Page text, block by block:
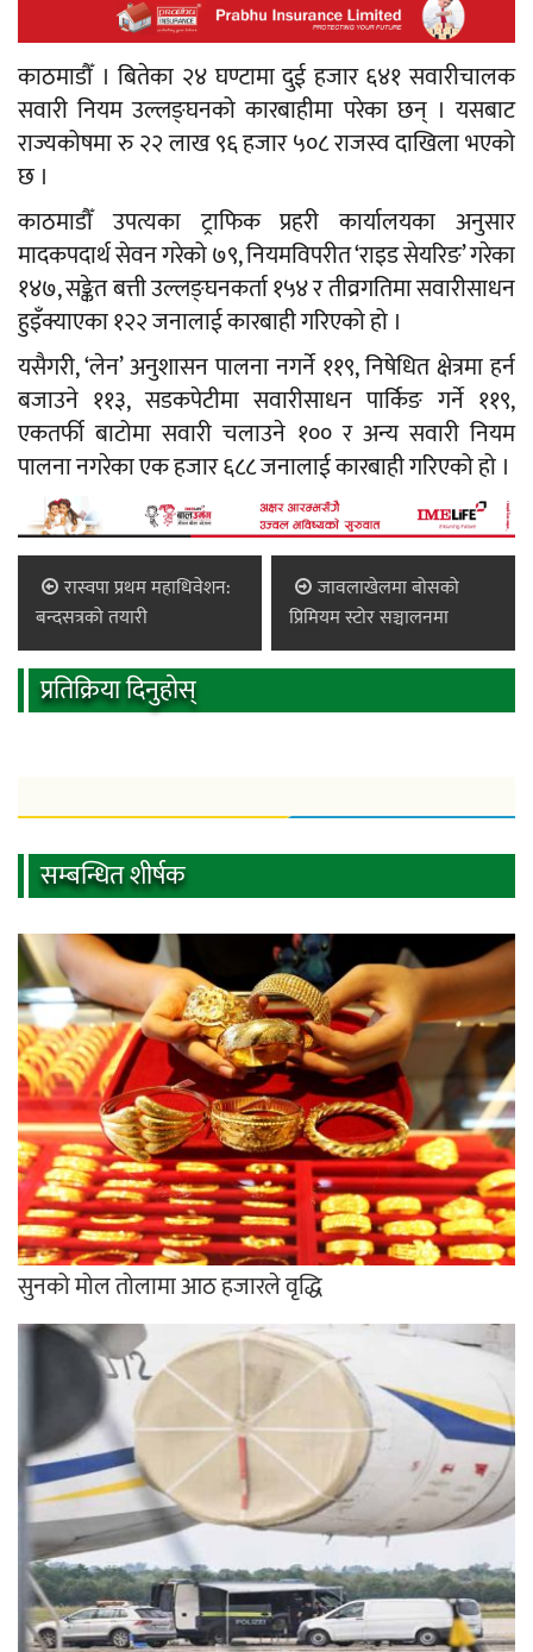
काठमाडौँ । बितेका २४ घण्टामा दुई हजार ६४१ सवारीचालक
सवारी नियम उल्लङ्घनको कारबाहीमा परेका छन् । यसबाट
राज्यकोषमा रु २२ लाख ९६ हजार ५०८ राजस्व दाखिला भएको
छ ।
काठमाडौँ उपत्यका ट्राफिक प्रहरी कार्यालयका अनुसार
मादकपदार्थ सेवन गरेको ७९, नियमविपरीत ‘राइड सेयरिङ’ गरेका
१४७, सङ्केत बत्ती उल्लङ्घनकर्ता १५४ र तीव्रगतिमा सवारीसाधन
हुइँक्याएका १२२ जनालाई कारबाही गरिएको हो ।
यसैगरी, ‘लेन’ अनुशासन पालना नगर्ने ११९, निषेधित क्षेत्रमा हर्न
बजाउने ११३, सडकपेटीमा सवारीसाधन पार्किङ गर्ने ११९,
एकतर्फी बाटोमा सवारी चलाउने १०० र अन्य सवारी नियम
पालना नगरेका एक हजार ६८८ जनालाई कारबाही गरिएको हो ।
रास्वपा प्रथम महाधिवेशन:
बन्दसत्रको तयारी
जावलाखेलमा बोसको
प्रिमियम स्टोर सञ्चालनमा
प्रतिक्रिया दिनुहोस्
सम्बन्धित शीर्षक
सुनको मोल तोलामा आठ हजारले वृद्धि